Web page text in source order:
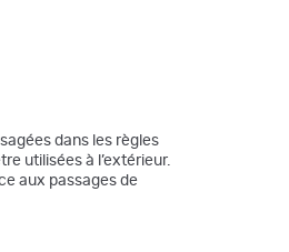
dans les règles
utilisées à l’extérieur.
aux passages de